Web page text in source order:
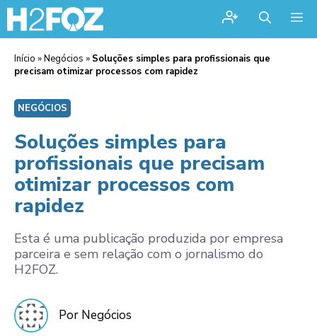
Início »Negócios » Soluções simples para profissionais que
precisam otimizar processos com rapidez
NEGÓCIOS
Soluções simples para
profissionais que precisam
otimizar processos com
rapidez
Esta é uma publicação produzida por empresa
parceira e sem relação com o jornalismo do
H2FOZ.
Por Negócios